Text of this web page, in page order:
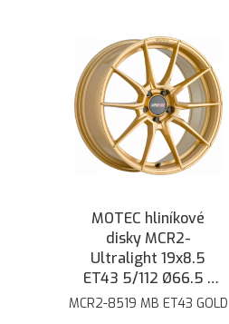
MOTEC hliníkové
disky MCR2-
Ultralight 19x8.5
ET43 5/112 Ø66.5 -
Zlatá
MCR2-8519 MB ET43 GOLD